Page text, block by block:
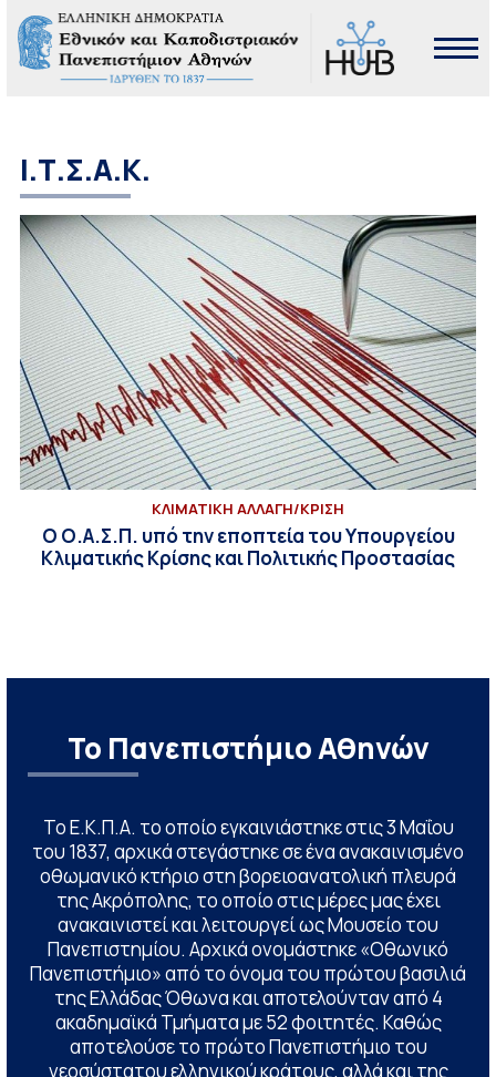
Ι.Τ.Σ.Α.Κ.
ΚΛΙΜΑΤΙΚΗ ΑΛΛΑΓΗ/ΚΡΙΣΗ
Ο Ο.Α.Σ.Π. υπό την εποπτεία του Υπουργείου
Κλιματικής Κρίσης και Πολιτικής Προστασίας
Το Πανεπιστήμιο Αθηνών
Το Ε.Κ.Π.Α. το οποίο εγκαινιάστηκε στις 3 Μαΐου
του 1837, αρχικά στεγάστηκε σε ένα ανακαινισμένο
οθωμανικό κτήριο στη βορειοανατολική πλευρά
της Ακρόπολης, το οποίο στις μέρες μας έχει
ανακαινιστεί και λειτουργεί ως Μουσείο του
Πανεπιστημίου. Αρχικά ονομάστηκε «Οθωνικό
Πανεπιστήμιο» από το όνομα του πρώτου βασιλιά
της Ελλάδας Όθωνα και αποτελούνταν από 4
ακαδημαϊκά Τμήματα με 52 φοιτητές. Καθώς
αποτελούσε το πρώτο Πανεπιστήμιο του
νεοσύστατου ελληνικού κράτους, αλλά και της